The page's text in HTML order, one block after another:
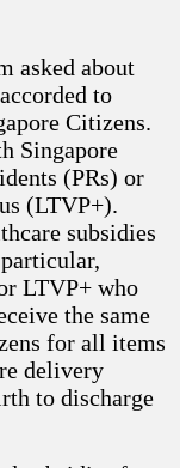
asked about
to
Citizens.
Singapore
(PRs) or
(LTVP+).
subsidies
LTVP+ who
the same
for all items
delivery
to discharge